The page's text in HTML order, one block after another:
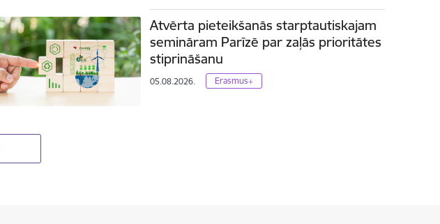
Atvērta pieteikšanās starptautiskajam
semināram Parīzē par zaļās prioritātes
stiprināšanu
05.08.2026. Erasmus+